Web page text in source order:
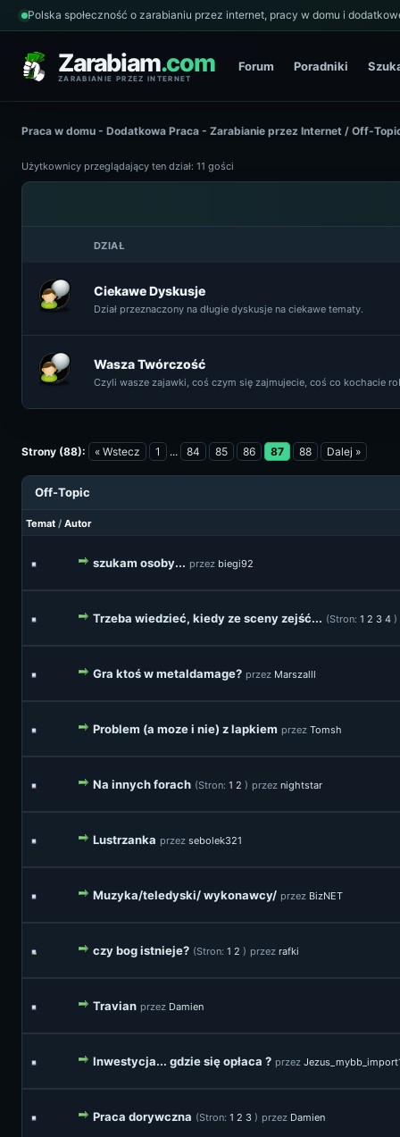
Polska społeczność o zarabianiu przez internet, pracy w domu i
Zarabiam.com
ZARABIANIE PRZEZ INTERNET
Forum Poradniki
Praca w domu - Dodatkowa Praca - Zarabianie przez Internet / Off-
Użytkownicy przeglądający ten dział: 11 gości
DZIAŁ
Ciekawe Dyskusje
Dział przeznaczony na długie dyskusje na ciekawe tematy.
Wasza Twórczość
Czyli wasze zajawki, coś czym się zajmujecie, coś co kochacie
Strony (88): « Wstecz 1 ... 84 85 86 87 88 Dalej »
Off-Topic
Temat / Autor
szukam osoby... przez biegi92
Trzeba wiedzieć, kiedy ze sceny zejść... (Stron: 1 2 3 4 )
Gra ktoś w metaldamage? przez Marszalll
Problem (a moze i nie) z lapkiem przez Tomsh
Na innych forach (Stron: 1 2 ) przez nightstar
Lustrzanka przez sebolek321
Muzyka/teledyski/ wykonawcy/ przez BizNET
czy bog istnieje? (Stron: 1 2 ) przez rafki
Travian przez Damien
Inwestycja... gdzie się opłaca ? przez
Praca dorywczna (Stron: 1 2 3 ) przez Damien